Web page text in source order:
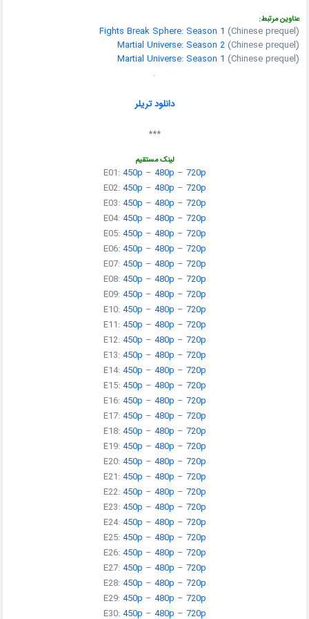
عناوین مرتبط:
Fights Break Sphere: Season 1 (Chinese prequel)
Martial Universe: Season 2(Chinese prequel)
Martial Universe: Season 1 (Chinese prequel)
.
دانلود تریلر
***
لینک مستقیم
E01:450p – 480p – 720p
E02:450p – 480p – 720p
E03:450p – 480p – 720p
E04:450p – 480p – 720p
E05:450p – 480p – 720p
E06:450p – 480p – 720p
E07:450p – 480p – 720p
E08:450p – 480p – 720p
E09:450p – 480p – 720p
E10:450p – 480p – 720p
E11:450p – 480p – 720p
E12:450p – 480p – 720p
E13:450p – 480p – 720p
E14:450p – 480p – 720p
E15:450p – 480p – 720p
E16:450p – 480p – 720p
E17:450p – 480p – 720p
E18:450p – 480p – 720p
E19:450p – 480p – 720p
E20:450p – 480p – 720p
E21:450p – 480p – 720p
E22:450p – 480p – 720p
E23:450p – 480p – 720p
E24:450p – 480p – 720p
E25:450p – 480p – 720p
E26:450p – 480p – 720p
E27:450p – 480p – 720p
E28:450p – 480p – 720p
E29:450p – 480p – 720p
E30:450p – 480p – 720p